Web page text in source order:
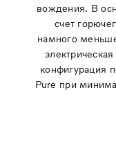
вождения. В
счет
намного
конфигурация
Pure при